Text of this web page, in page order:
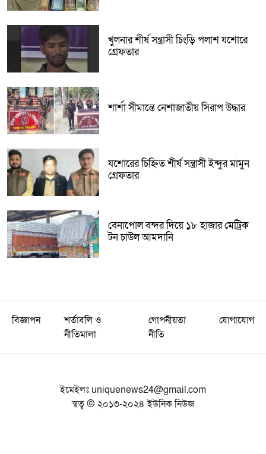
খুলনার শীর্ষ সন্ত্রাসী চিংড়ি পলাশ যশোরে
গ্রেফতার
শার্শা সীমান্তে নেশাজাতীয় সিরাপ উদ্ধার
যশোরের চিহ্নিত শীর্ষ সন্ত্রাসী ইন্দুর মামুন
গ্রেফতার
বেনাপোল বন্দর দিয়ে ১৮ হাজার মেট্রিক
টন চাউল আমদানি
বিজ্ঞাপন
শর্তাবলি ও
নীতিমালা
গোপনীয়তা
নীতি
যোগাযোগ
ইমেইলঃ uniquenews24@gmail.com
স্বত্ব © ২০১৩-২০২৪ ইউনিক নিউজ